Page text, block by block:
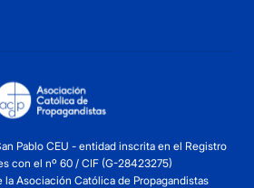
Pablo CEU - entidad inscrita en el Registro
con el nº 60 / CIF (G-28423275)
la Asociación Católica de Propagandistas